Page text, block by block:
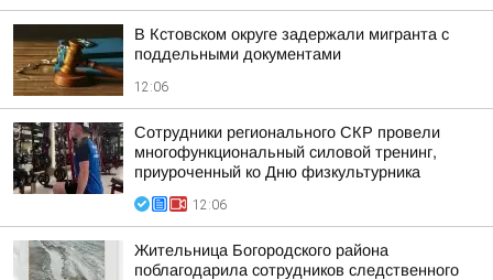
В Кстовском округе задержали мигранта с
поддельными документами
12:06
Сотрудники регионального СКР провели
многофункциональный силовой тренинг,
приуроченный ко Дню физкультурника
12:06
Жительница Богородского района
поблагодарила сотрудников следственного